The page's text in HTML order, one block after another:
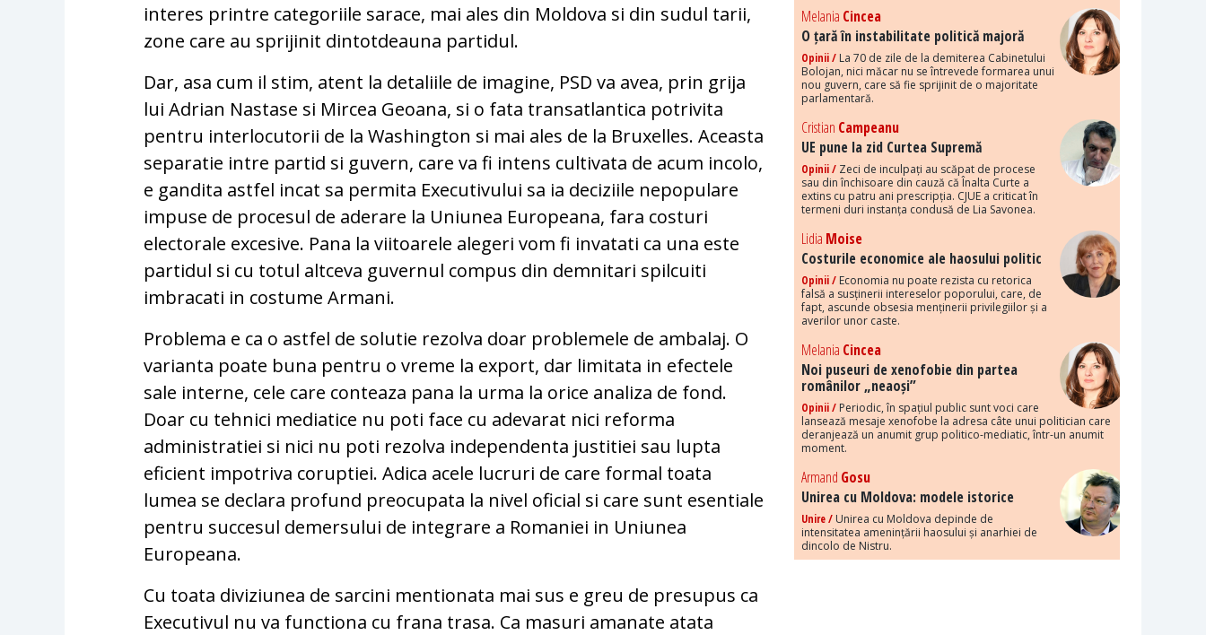
interes printre categoriile sarace, mai ales din Moldova si din sudul tarii,
zone care au sprijinit dintotdeauna partidul.
Dar, asa cum il stim, atent la detaliile de imagine, PSD va avea, prin grija
lui Adrian Nastase si Mircea Geoana, si o fata transatlantica potrivita
pentru interlocutorii de la Washington si mai ales de la Bruxelles. Aceasta
separatie intre partid si guvern, care va fi intens cultivata de acum incolo,
e gandita astfel incat sa permita Executivului sa ia deciziile nepopulare
impuse de procesul de aderare la Uniunea Europeana, fara costuri
electorale excesive. Pana la viitoarele alegeri vom fi invatati ca una este
partidul si cu totul altceva guvernul compus din demnitari spilcuiti
imbracati in costume Armani.
Problema e ca o astfel de solutie rezolva doar problemele de ambalaj. O
varianta poate buna pentru o vreme la export, dar limitata in efectele
sale interne, cele care conteaza pana la urma la orice analiza de fond.
Doar cu tehnici mediatice nu poti face cu adevarat nici reforma
administratiei si nici nu poti rezolva independenta justitiei sau lupta
eficient impotriva coruptiei. Adica acele lucruri de care formal toata
lumea se declara profund preocupata la nivel oficial si care sunt esentiale
pentru succesul demersului de integrare a Romaniei in Uniunea
Europeana.
Cu toata diviziunea de sarcini mentionata mai sus e greu de presupus ca
Executivul nu va functiona cu frana trasa. Ca masuri amanate atata
Melania Cincea
O țară în instabilitate politică majoră
Opinii / La 70 de zile de la demiterea Cabinetului
Bolojan, nici măcar nu se întrevede formarea unui
nou guvern, care să fie sprijinit de o majoritate
parlamentară.
Cristian Campeanu
UE pune la zid Curtea Supremă
Opinii / Zeci de inculpați au scăpat de procese
sau din închisoare din cauză că Înalta Curte a
extins cu patru ani prescripția. CJUE a criticat în
termeni duri instanța condusă de Lia Savonea.
Lidia Moise
Costurile economice ale haosului politic
Opinii / Economia nu poate rezista cu retorica
falsă a susținerii intereselor poporului, care, de
fapt, ascunde obsesia menținerii privilegiilor și a
averilor unor caste.
Melania Cincea
Noi puseuri de xenofobie din partea
românilor „neaoși”
Opinii / Periodic, în spațiul public sunt voci care
lansează mesaje xenofobe la adresa câte unui politician care
deranjează un anumit grup politico-mediatic, într-un anumit
moment.
Armand Gosu
Unirea cu Moldova: modele istorice
Unire / Unirea cu Moldova depinde de
intensitatea amenințării haosului și anarhiei de
dincolo de Nistru.